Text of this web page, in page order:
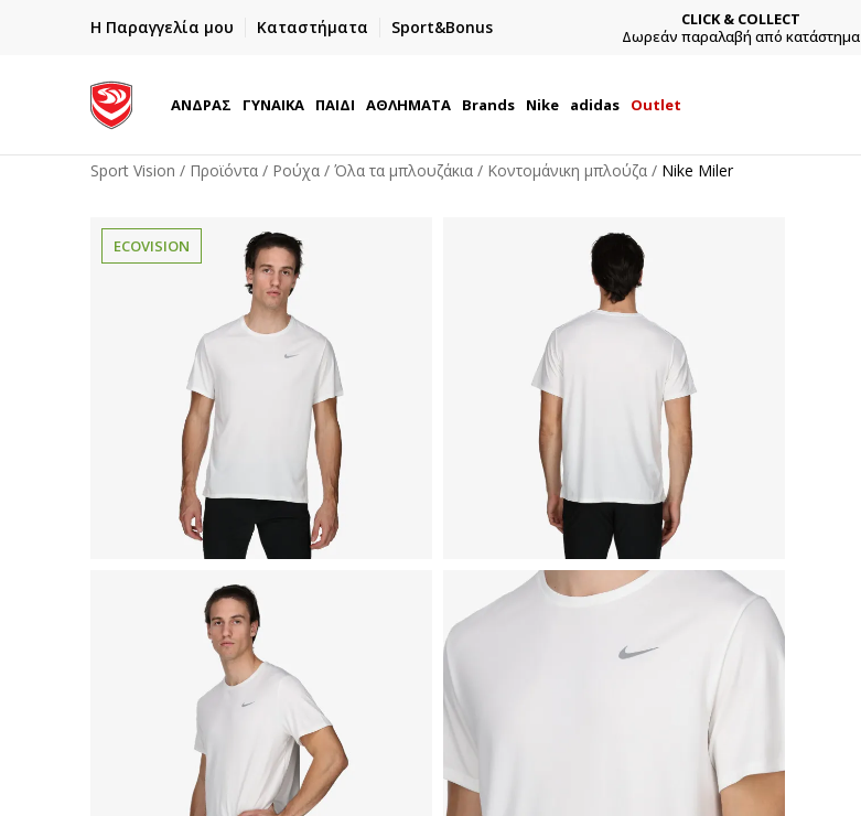
Η Παραγγελία μου Καταστήματα Sport&Bonus
ΓΡΗΓΟΡΟΤΕΡΗ ΠΑΡΑΔΟΣΗ ΜΕ BOX NOW
Παραλαβή 24/7
CLICK & COLLECT
Δωρεάν παραλαβή από κατάστημα
ΑΝΔΡΑΣ ΓΥΝΑΙΚΑ ΠΑΙΔΙ ΑΘΛΗΜΑΤΑ Brands Nike adidas Outlet
Sport Vision Προϊόντα Ρούχα Όλα τα μπλουζάκια Κοντομάνικη μπλούζα Nike Miler
ECOVISION